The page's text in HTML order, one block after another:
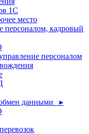
1С
место
персоналом, кадровый
персоналом
данными ▸